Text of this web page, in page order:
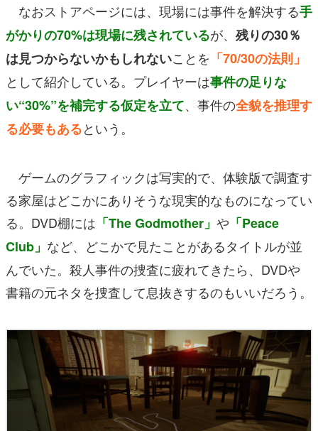
なおストアページには、現場には事件を解決する手
がかりの70%は現場に残されているが、 残りの30％
は見つからないかもしれないことを 「70/30の法則」
として紹介している。プレイヤーは事件の足りな
い“30%”を補完する仮定を立て、事件の全貌を推理す
る必要もあるという。
ゲームのグラフィックは写実的で、体験版で調査す
る家屋はどこかにありそうな現実的なものになってい
る。DVD棚には 「The Godmother」 や 「Peace
Club」 など、どこかで見たことがあるタイトルが並
んでいた。殺人事件の捜査に疲れてきたら、DVDや
書籍の元ネタを捜査して息抜きするのもいいだろう。